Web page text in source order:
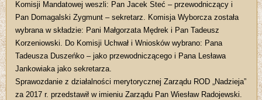
Komisji Mandatowej weszli: Pan Jacek Steć – przewodniczący i
Pan Domagalski Zygmunt – sekretarz. Komisja Wyborcza została
wybrana w składzie: Pani Małgorzata Mędrek i Pan Tadeusz
Korzeniowski. Do Komisji Uchwał i Wniosków wybrano: Pana
Tadeusza Duszeńko – jako przewodniczącego i Pana Lesława
Jankowiaka jako sekretarza.
Sprawozdanie z działalności merytorycznej Zarządu ROD „Nadzieja”
za 2017 r. przedstawił w imieniu Zarządu Pan Wiesław Radojewski.